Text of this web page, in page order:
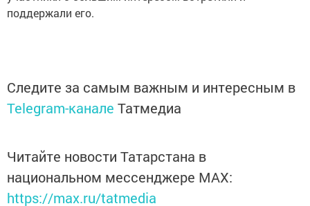
поддержали его.
Следите за самым важным и интересным в
Telegram-канале Татмедиа
Читайте новости Татарстана в
национальном мессенджере MАХ:
https://max.ru/tatmedia